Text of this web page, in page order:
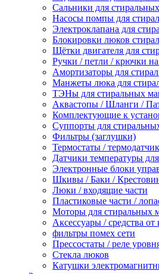
Сальники для
Насосы помпы для
Электроклапана для
Блокировки люков
Щётки двигателя для
Ручки / петли / крючки
Амортизаторы для
Манжеты люка для
ТЭНы для стиральных
Аквастопы / Шланги /
Комплектующие к
Суппорты для
Фильтры (заглушки)
Термостаты /
Датчики температуры
Электронные блоки
Шкивы / Баки /
Люки / входящие части
Пластиковые части /
Моторы для стиральных
Аксессуары / средства от
фильтры помех сети
Прессостаты / реле
Стекла люков
Катушки